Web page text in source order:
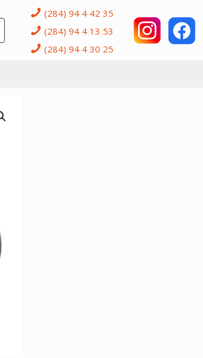
(284) 94 4 42 35
(284) 94 4 13 53
(284) 94 4 30 25